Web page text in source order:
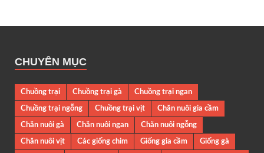
CHUYÊN MỤC
Chuồng trại Chuồng trại gà
Chuồng trại ngan
Chuồng trại ngỗng
Chuồng trại vịt
Chăn nuôi gia cầm
Chăn nuôi gà
Chăn nuôi ngan
Chăn nuôi ngỗng
Chăn nuôi vịt
Các giống chim Giống gia cầm
Giống gà